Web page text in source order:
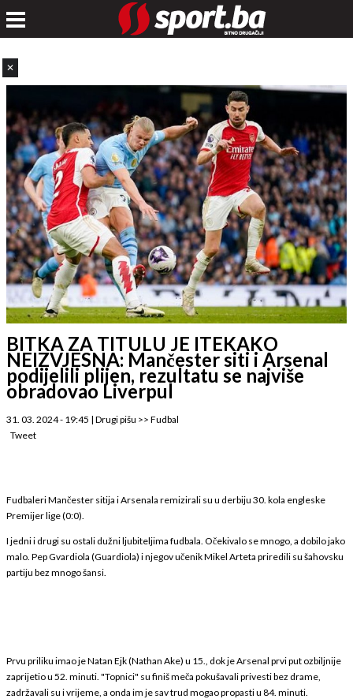
✕
BITKA ZA TITULU JE ITEKAKO
NEIZVJESNA: Mančester siti i Arsenal
podijelili plijen, rezultatu se najviše
obradovao Liverpul
31. 03. 2024 - 19:45 | Drugi pišu >> Fudbal
Tweet
Fudbaleri Mančester sitija i Arsenala remizirali su u derbiju 30. kola engleske
Premijer lige (0:0).
I jedni i drugi su ostali dužni ljubiteljima fudbala. Očekivalo se mnogo, a dobilo jako
malo. Pep Gvardiola (Guardiola) i njegov učenik Mikel Arteta priredili su šahovsku
partiju bez mnogo šansi.
Prvu priliku imao je Natan Ejk (Nathan Ake) u 15., dok je Arsenal prvi put ozbiljnije
zaprijetio u 52. minuti. "Topnici" su finiš meča pokušavali privesti bez drame,
zadržavali su i vrijeme, a onda im je sav trud mogao propasti u 84. minuti.